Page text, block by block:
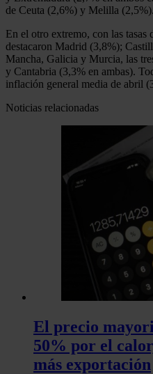
de Ceuta (2,6%) y Melilla (2,5%).
En el otro extremo, con las tasas
destacaron Madrid (3,8%);
Mancha, Galicia y Murcia, las
y Cantabria (3,3% en ambas).
inflación general media de abril
Noticias relacionadas
El precio
50% por el
más exportación